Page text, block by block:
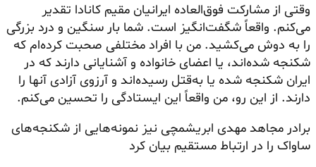
وقتی از مشارکت فوق‌العاده ایرانیان مقیم کانادا تقدیر
می‌کنم. واقعاً شگفت‌انگیز است. شما بار سنگین و درد بزرگی
را به دوش می‌کشید. من با افراد مختلفی صحبت کرده‌ام که
شکنجه شده‌اند، یا اعضای خانواده و آشنایانی دارند که در
ایران شکنجه شده یا به‌قتل رسیده‌اند و آرزوی آزادی آنها را
دارند. از این رو، من واقعاً این ایستادگی را تحسین می‌کنم.
برادر مجاهد مهدی ابریشمچی نیز نمونه‌هایی از شکنجه‌های
ساواک را در ارتباط مستقیم بیان کرد